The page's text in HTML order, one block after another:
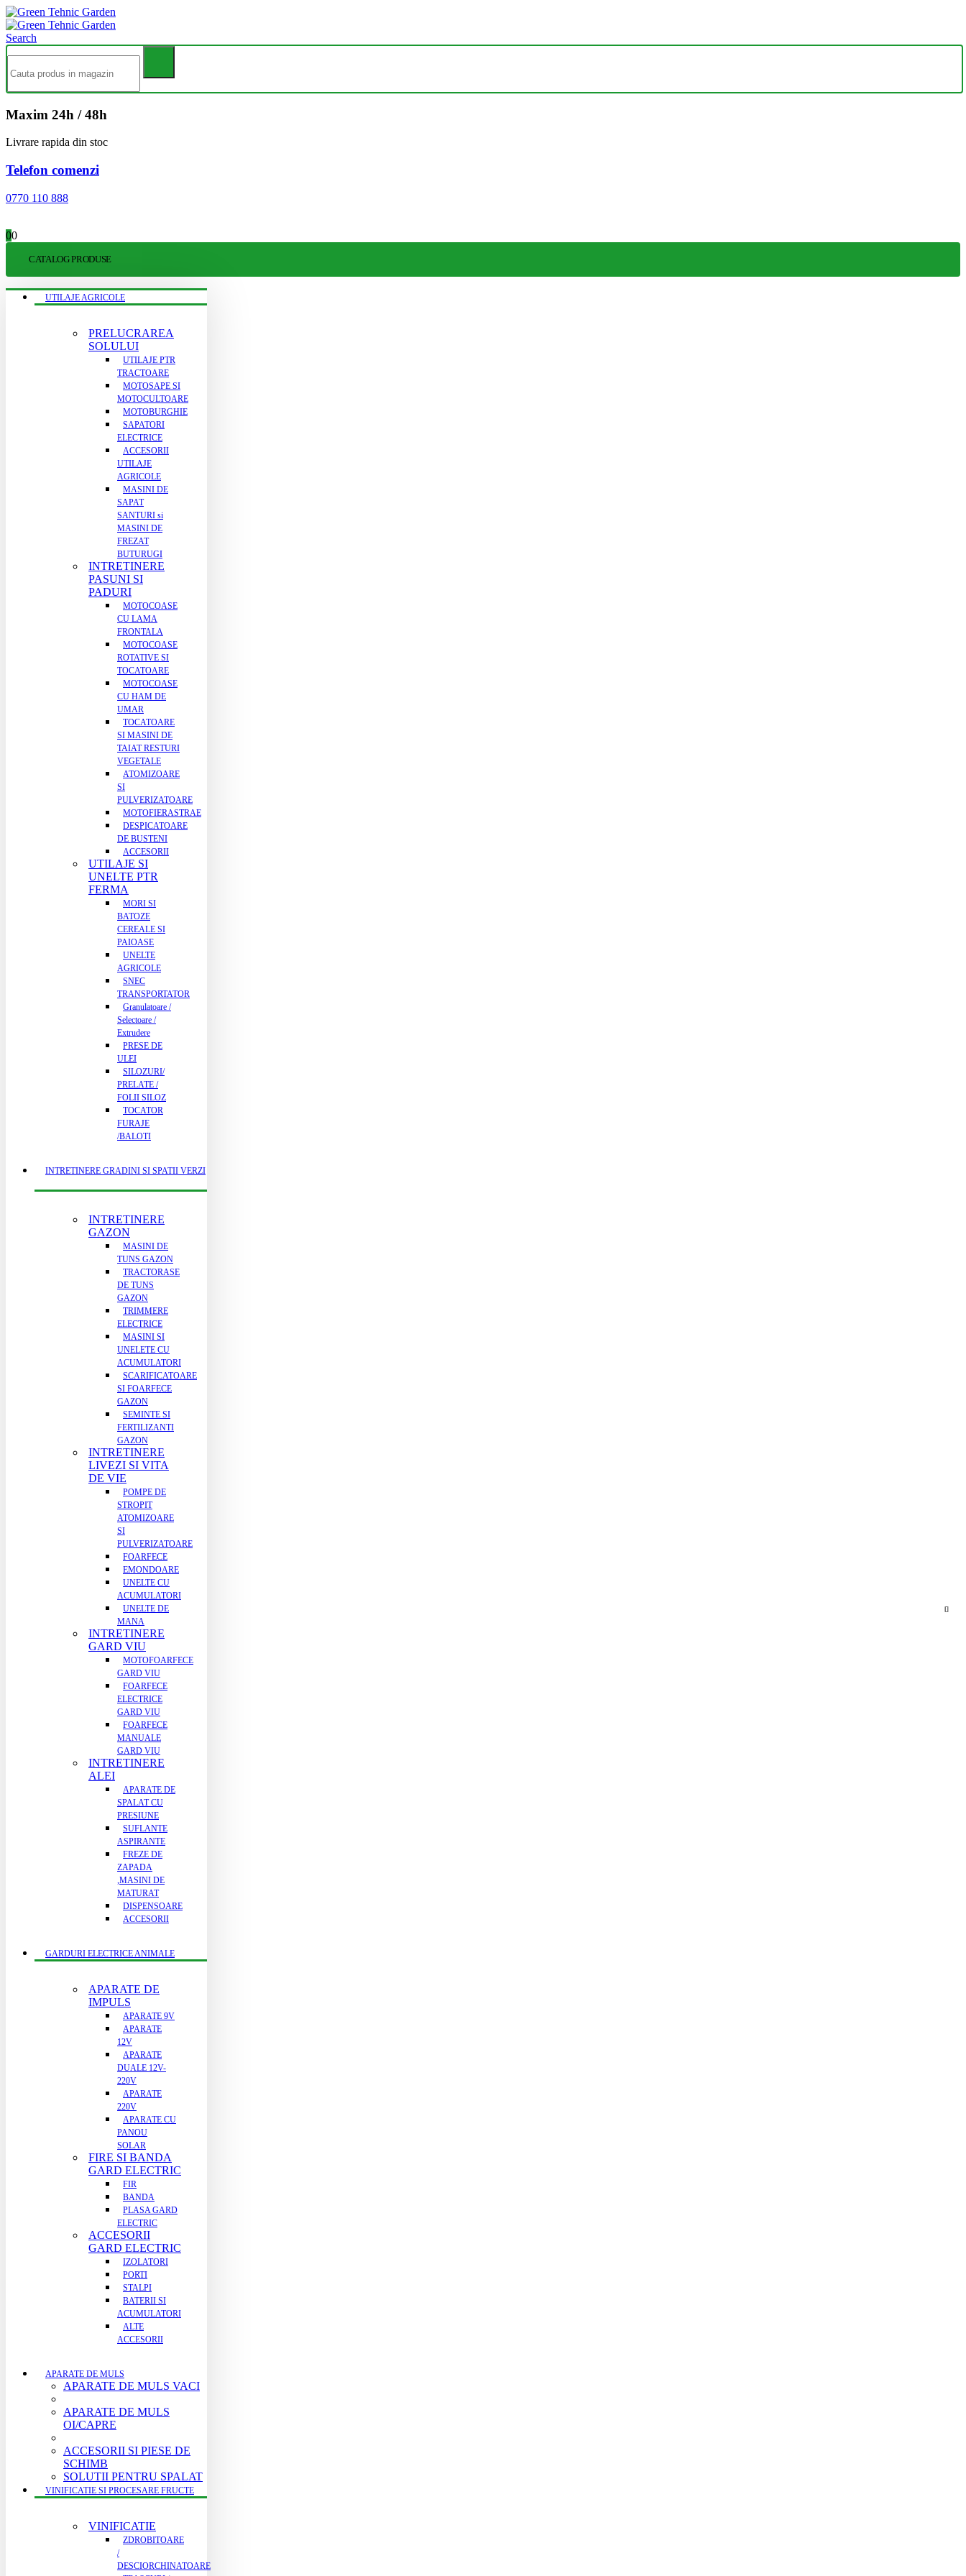
Search
Maxim 24h / 48h
Livrare rapida din stoc
Telefon comenzi
0770 110 888
00
CATALOG PRODUSE
UTILAJE AGRICOLE
PRELUCRAREA
SOLULUI
UTILAJE PTR
TRACTOARE
MOTOSAPE SI
MOTOCULTOARE
MOTOBURGHIE
SAPATORI
ELECTRICE
ACCESORII
UTILAJE
AGRICOLE
MASINI DE
SAPAT
SANTURI si
MASINI DE
FREZAT
BUTURUGI
INTRETINERE
PASUNI SI
PADURI
MOTOCOASE
CU LAMA
FRONTALA
MOTOCOASE
ROTATIVE SI
TOCATOARE
MOTOCOASE
CU HAM DE
UMAR
TOCATOARE
SI MASINI DE
TAIAT RESTURI
VEGETALE
ATOMIZOARE
SI
PULVERIZATOARE
MOTOFIERASTRAE
DESPICATOARE
DE BUSTENI
ACCESORII
UTILAJE SI
UNELTE PTR
FERMA
MORI SI
BATOZE
CEREALE SI
PAIOASE
UNELTE
AGRICOLE
SNEC
TRANSPORTATOR
Granulatoare /
Selectoare /
Extrudere
PRESE DE
ULEI
SILOZURI/
PRELATE /
FOLII SILOZ
TOCATOR
FURAJE
/BALOTI
INTRETINERE GRADINI SI SPATII VERZI
INTRETINERE
GAZON
MASINI DE
TUNS GAZON
TRACTORASE
DE TUNS
GAZON
TRIMMERE
ELECTRICE
MASINI SI
UNELETE CU
ACUMULATORI
SCARIFICATOARE
SI FOARFECE
GAZON
SEMINTE SI
FERTILIZANTI
GAZON
INTRETINERE
LIVEZI SI VITA
DE VIE
POMPE DE
STROPIT
ATOMIZOARE
SI
PULVERIZATOARE
FOARFECE
EMONDOARE
UNELTE CU
ACUMULATORI
UNELTE DE
MANA
INTRETINERE
GARD VIU
MOTOFOARFECE
GARD VIU
FOARFECE
ELECTRICE
GARD VIU
FOARFECE
MANUALE
GARD VIU
INTRETINERE
ALEI
APARATE DE
SPALAT CU
PRESIUNE
SUFLANTE
ASPIRANTE
FREZE DE
ZAPADA
,MASINI DE
MATURAT
DISPENSOARE
ACCESORII
GARDURI ELECTRICE ANIMALE
APARATE DE
IMPULS
APARATE 9V
APARATE
12V
APARATE
DUALE 12V-
220V
APARATE
220V
APARATE CU
PANOU
SOLAR
FIRE SI BANDA
GARD ELECTRIC
FIR
BANDA
PLASA GARD
ELECTRIC
ACCESORII
GARD ELECTRIC
IZOLATORI
PORTI
STALPI
BATERII SI
ACUMULATORI
ALTE
ACCESORII
APARATE DE MULS
APARATE DE MULS VACI
APARATE DE MULS
OI/CAPRE
ACCESORII SI PIESE DE
SCHIMB
SOLUTII PENTRU SPALAT
VINIFICATIE SI PROCESARE FRUCTE
VINIFICATIE
ZDROBITOARE
/
DESCIORCHINATOARE